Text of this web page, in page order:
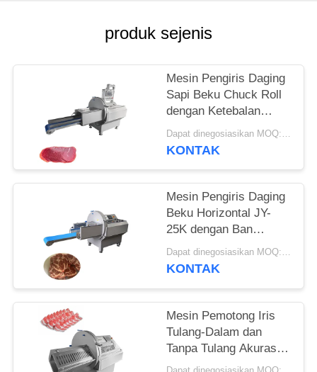
KUTIPAN
SITEMAP
KEBIJAKAN
PRIVASI
produk sejenis
Mesin Pengiris Daging
Sapi Beku Chuck Roll
dengan Ketebalan
Irisan yang Dapat
Disesuaikan 0.5-30mm
Dapat dinegosiasikan MOQ:1 buah
KONTAK
Mesin Pengiris Daging
Beku Horizontal JY-
25K dengan Ban
Berjalan Pengeluaran
untuk Perusahaan
Dapat dinegosiasikan MOQ:1 buah
KONTAK
Mesin Pemotong Iris
Tulang-Dalam dan
Tanpa Tulang Akurasi
Tinggi untuk Daging